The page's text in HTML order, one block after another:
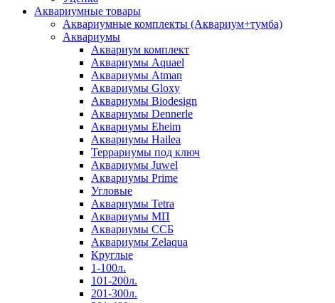
Аквариумные товары
Аквариумные комплекты (Аквариум+тумба)
Аквариумы
Аквариум комплект
Аквариумы Aquael
Аквариумы Atman
Аквариумы Gloxy
Аквариумы Biodesign
Аквариумы Dennerle
Аквариумы Eheim
Аквариумы Hailea
Террариумы под ключ
Аквариумы Juwel
Аквариумы Prime
Угловые
Аквариумы Tetra
Аквариумы МП
Аквариумы ССБ
Аквариумы Zelaqua
Круглые
1-100л.
101-200л.
201-300л.